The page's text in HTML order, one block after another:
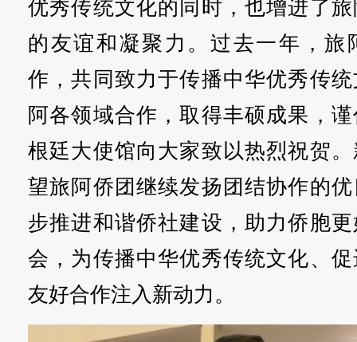
优秀传统文化的同时，也增进了
的友谊和凝聚力。过去一年，旅
作，共同致力于传播中华优秀传
阿各领域合作，取得丰硕成果，
根廷大使馆向大家致以热烈祝贺
望旅阿侨团继续发扬团结协作的
步推进和谐侨社建设，助力侨胞
会，为传播中华优秀传统文化、
友好合作注入新动力。